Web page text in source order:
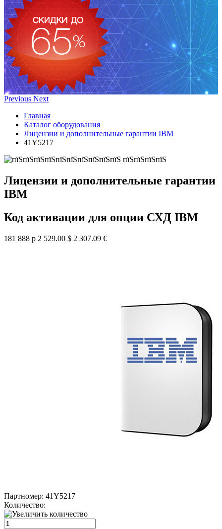
Previous Next
Главная
Каталог оборудования
Лицензии и дополнительные гарантии IBM
41Y5217
Лицензии и дополнительные гарантии
IBM
Код активации для опции СХД IBM
181 888 р 2 529.00 $ 2 307.09 €
Партномер: 41Y5217
Количество: